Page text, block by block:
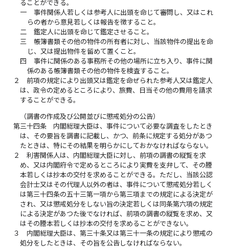
ることができる。
一
事件関係人若しくは参考人に出頭を命じて審問し、又はこれ
らの者から意見若しくは報告を徴すること。
二
鑑定人に出頭を命じて鑑定させること。
三
帳簿書類その他の物件の所有者に対し、当該物件の提出を命
じ、又は提出物件を留めて置くこと。
四
事件に関係のある事務所その他の場所に立ち入り、事件に関
係のある帳簿書類その他の物件を検査すること。
２
前項の規定により出頭又は鑑定を命ぜられた参考人又は鑑定人
は、政令の定めるところにより、旅費、日当その他の費用を請求
することができる。
（調書の作成及び公開並びに懲戒処分の公告）
第三十四条
内閣総理大臣は、事件について必要な調査をしたとき
は、その要旨を調書に記載し、かつ、前条に規定する処分があつ
たときは、特にその結果を明らかにしておかなければならない。
２
利害関係人は、内閣総理大臣に対し、前項の調書の縦覧を求
め、又は内閣府令で定めるところにより実費を支弁して、その謄
本若しくは抄本の交付を求めることができる。ただし、当該公認
会計士又はその代理人以外の者は、事件について懲戒処分若しく
は第三十四条の五十三第一項から第三項までの規定による決定が
され、又は懲戒処分をしない旨の決定若しくは同条第六項の規定
による決定があつた後でなければ、前項の調書の縦覧を求め、又
はその謄本若しくは抄本の交付を求めることができない。
３
内閣総理大臣は、第三十条又は第三十一条の規定により懲戒の
処分をしたときは、その旨を公告しなければならない。